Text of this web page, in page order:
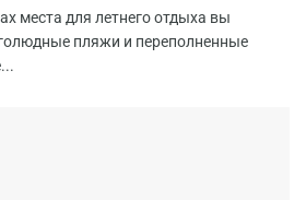
места для летнего отдыха вы
пляжи и переполненные